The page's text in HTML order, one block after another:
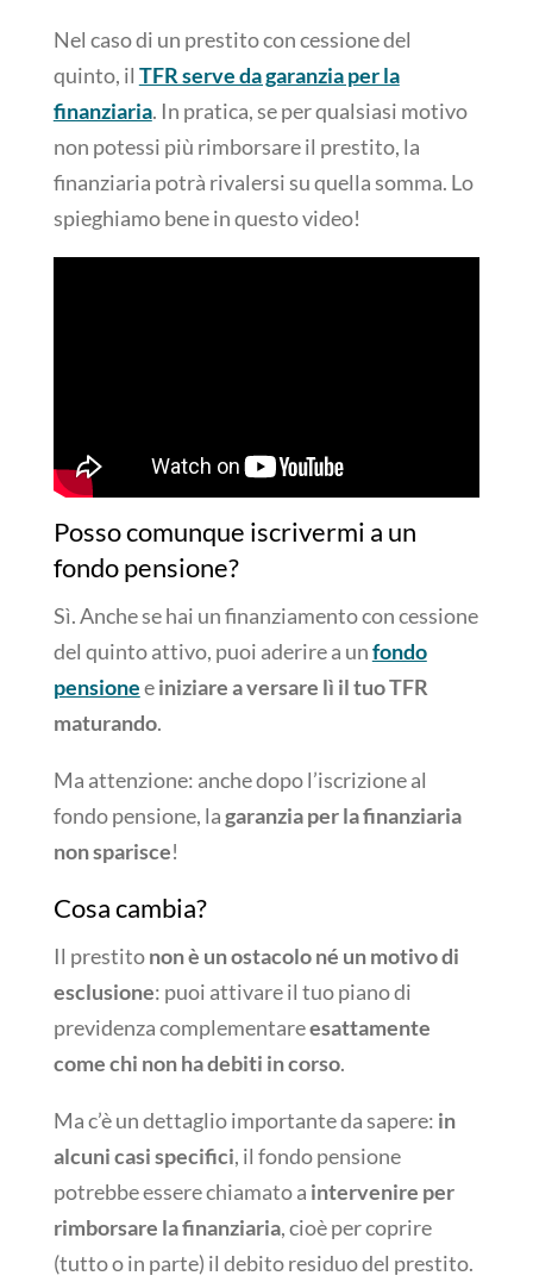
Nel caso di un prestito con cessione del
quinto, il TFR serve da garanzia per la
finanziaria. In pratica, se per qualsiasi motivo
non potessi più rimborsare il prestito, la
finanziaria potrà rivalersi su quella somma. Lo
spieghiamo bene in questo video!
Posso comunque iscrivermi a un
fondo pensione?
Sì. Anche se hai un finanziamento con cessione
del quinto attivo, puoi aderire a unfondo
pensioneeiniziare a versare lì il tuo TFR
maturando.
Ma attenzione: anche dopo l’iscrizione al
fondo pensione, lagaranzia per la finanziaria
non sparisce!
Cosa cambia?
Il prestitonon è un ostacolo né un motivo di
esclusione: puoi attivare il tuo piano di
previdenza complementareesattamente
come chi non ha debiti in corso.
Ma c’è un dettaglio importante da sapere: in
alcuni casi specifici, il fondo pensione
potrebbe essere chiamato a intervenire per
rimborsare la finanziaria, cioè per coprire
(tutto o in parte) il debito residuo del prestito.